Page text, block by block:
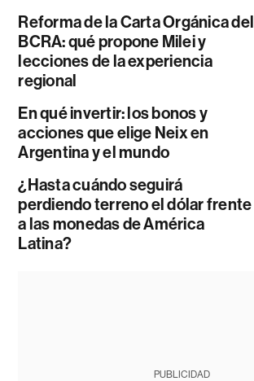
Reforma de la Carta Orgánica del
BCRA: qué propone Milei y
lecciones de la experiencia
regional
En qué invertir: los bonos y
acciones que elige Neix en
Argentina y el mundo
¿Hasta cuándo seguirá
perdiendo terreno el dólar frente
a las monedas de América
Latina?
PUBLICIDAD